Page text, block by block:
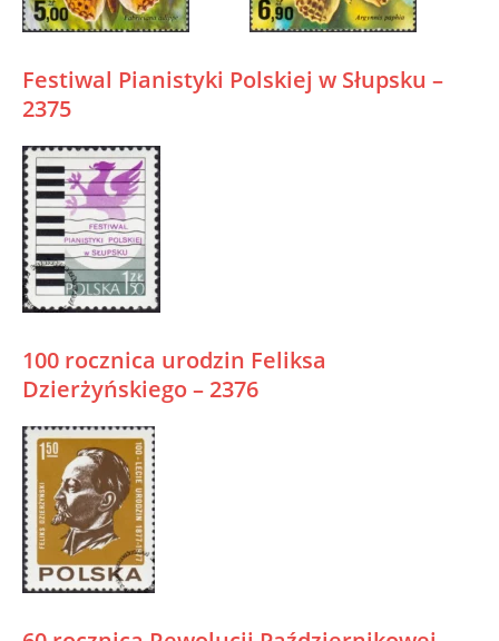
Festiwal Pianistyki Polskiej w Słupsku –
2375
100 rocznica urodzin Feliksa
Dzierżyńskiego – 2376